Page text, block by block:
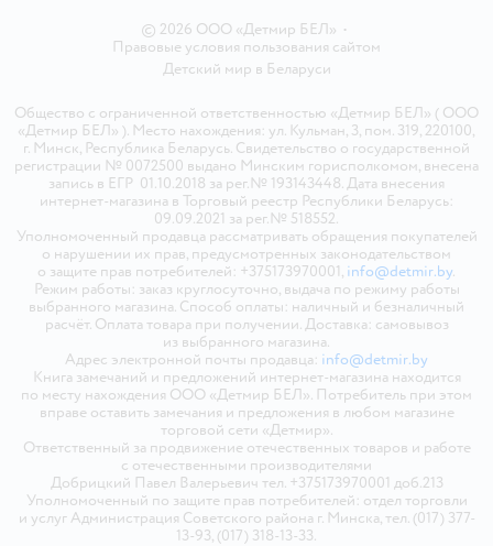
© 2026 ООО «Детмир БЕЛ» •
Правовые условия пользования сайтом
Детский мир в Беларуси
Общество с ограниченной ответственностью «Детмир БЕЛ» ( ООО
«Детмир БЕЛ» ). Место нахождения: ул. Кульман, 3, пом. 319, 220100,
г. Минск, Республика Беларусь. Свидетельство о государственной
регистрации № 0072500 выдано Минским горисполкомом, внесена
запись в ЕГР 01.10.2018 за рег.№ 193143448. Дата внесения
интернет-магазина в Торговый реестр Республики Беларусь:
09.09.2021 за рег.№ 518552.
Уполномоченный продавца рассматривать обращения покупателей
о нарушении их прав, предусмотренных законодательством
о защите прав потребителей: +375173970001, info@detmir.by.
Режим работы: заказ круглосуточно, выдача по режиму работы
выбранного магазина. Способ оплаты: наличный и безналичный
расчёт. Оплата товара при получении. Доставка: самовывоз
из выбранного магазина.
Адрес электронной почты продавца: info@detmir.by
Книга замечаний и предложений интернет-магазина находится
по месту нахождения ООО «Детмир БЕЛ». Потребитель при этом
вправе оставить замечания и предложения в любом магазине
торговой сети «Детмир».
Ответственный за продвижение отечественных товаров и работе
с отечественными производителями
Добрицкий Павел Валерьевич тел. +375173970001 доб.213
Уполномоченный по защите прав потребителей: отдел торговли
и услуг Администрация Советского района г. Минска, тел. (017) 377-
13-93, (017) 318-13-33.